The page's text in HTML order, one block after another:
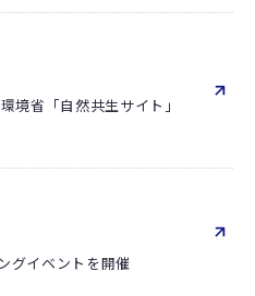
境省「自然共生サイト」
グイベントを開催